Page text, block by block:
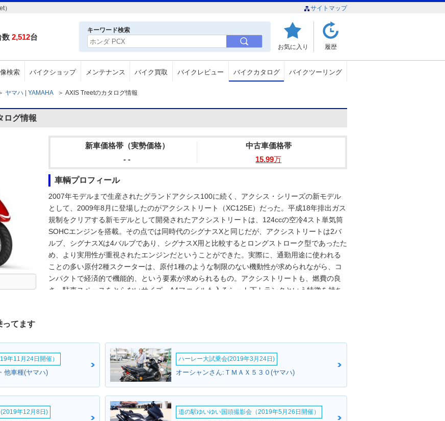
） サイトマップ
数 2,512台
キーワード検索
お気に入り 履歴
検索 バイクショップ メンテナンス バイク買取 バイクレビュー バイクカタログ バイクツーリング
ヤマハ | YAMAHA ＞ AXIS Treetのカタログ情報
ログ情報
新車価格帯（実勢価格）
- -
中古車価格帯
15.99万
車輌プロフィール
2007年モデルまで生産されたグランドアクシス100に続く、アクシス・シリーズの新モデル
として、2009年8月に登場したのがアクシストリート（XC125E）だった。平成18年排出ガス
規制をクリアする新モデルとして開発されたアクシストリートは、124ccの空冷4スト単気筒
SOHCエンジンを搭載。その点では同時代のシグナスXと同じだが、アクシストリートは2バ
ルブ、シグナスXは4バルブであり、シグナスX用と比較するとロングストローク型であったた
め、より実用性が重視されたエンジンだということができた。実際に、通勤用途に使われる
ことの多い原付2種スクーターは、原付1種のような制限のない機動性が求められながら、コ
ンパクトで経済的で機能的、という要素が求められるもの。アクシストリートも、燃費の良
さ、駐車スペースをとらないサイズ、A4ファイルも入るシート下トランクという特徴を持ち
ってます
年11月24日開催）
他車種(ヤマハ)
ハーレー大試乗会(2019年3月24日)
オーシャンさん:ＴＭＡＸ５３０(ヤマハ)
年12月8日) 道の駅ゆいゆい国頭撮影会（2019年5月26日開催）